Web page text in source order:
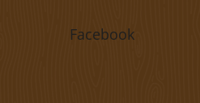
Facebook